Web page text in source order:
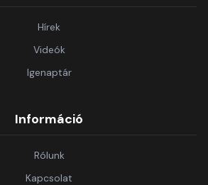
Hírek
Videók
Igenaptár
Információ
Rólunk
Kapcsolat